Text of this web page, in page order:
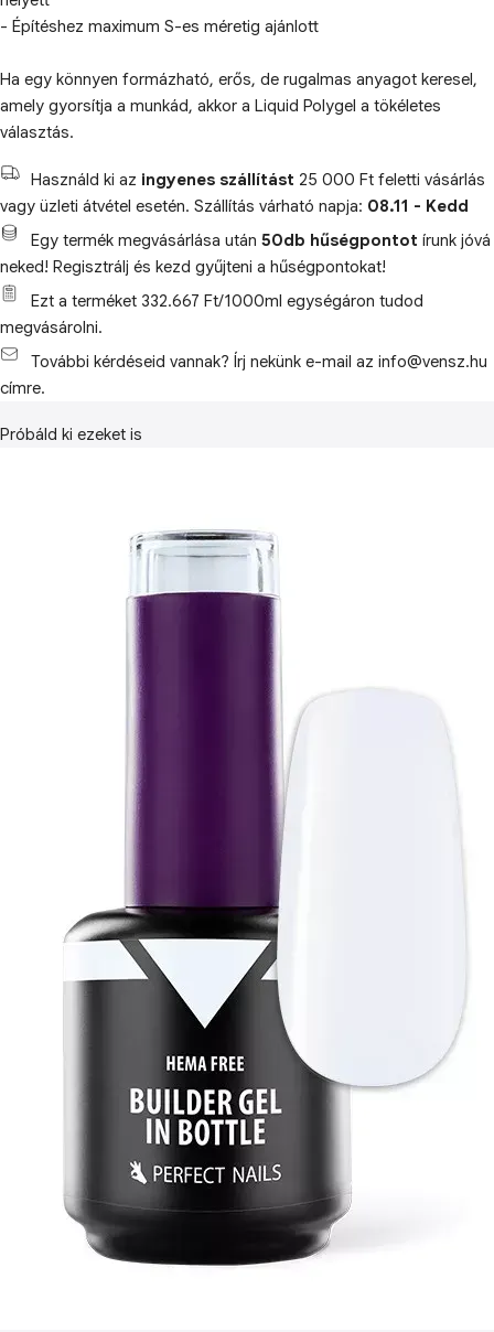
- Építéshez maximum S-es méretig ajánlott
Ha egy könnyen formázható, erős, de rugalmas anyagot keresel,
amely gyorsítja a munkád, akkor a Liquid Polygel a tökéletes
választás.
Használd ki az ingyenes szállítást 25 000 Ft feletti vásárlás
vagy üzleti átvétel esetén. Szállítás várható napja: 08.11 - Kedd
Egy termék megvásárlása után 50db hűségpontot írunk jóvá
neked! Regisztrálj és kezd gyűjteni a hűségpontokat!
Ezt a terméket 332.667 Ft/1000ml egységáron tudod
megvásárolni.
További kérdéseid vannak? Írj nekünk e-mail az info@vensz.hu
címre.
Próbáld ki ezeket is